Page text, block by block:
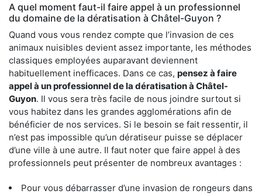
A quel moment faut-il faire appel à un professionnel
du domaine de la dératisation à Châtel-Guyon ?
Quand vous vous rendez compte que l’invasion de ces
animaux nuisibles devient assez importante, les méthodes
classiques employées auparavant deviennent
habituellement inefficaces. Dans ce cas, pensez à faire
appel à un professionnel de la dératisation à Châtel-
Guyon. Il vous sera très facile de nous joindre surtout si
vous habitez dans les grandes agglomérations afin de
bénéficier de nos services. Si le besoin se fait ressentir, il
n’est pas impossible qu’un dératiseur puisse se déplacer
d’une ville à une autre. Il faut noter que faire appel à des
professionnels peut présenter de nombreux avantages :
Pour vous débarrasser d’une invasion de rongeurs dans